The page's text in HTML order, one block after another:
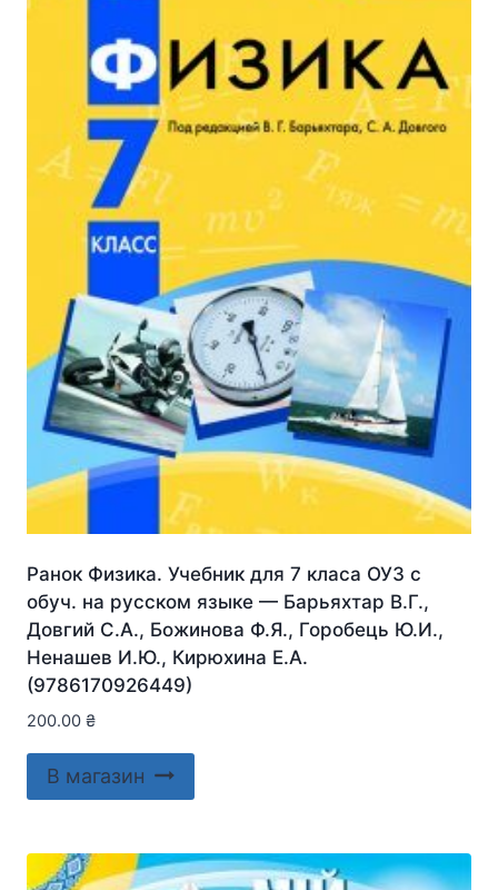
Ранок Физика. Учебник для 7 класа ОУЗ с
обуч. на русском языке — Барьяхтар В.Г.,
Довгий С.А., Божинова Ф.Я., Горобець Ю.И.,
Ненашев И.Ю., Кирюхина Е.А.
(9786170926449)
200.00 ₴
В магазин